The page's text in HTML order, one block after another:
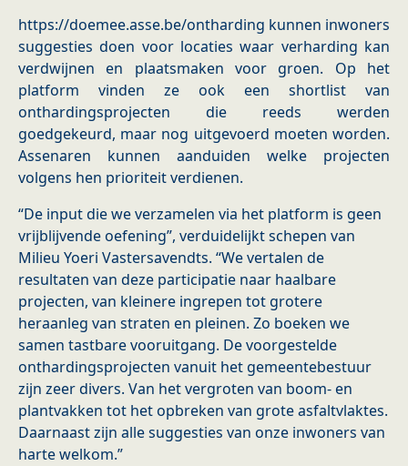
https://doemee.asse.be/ontharding kunnen inwoners
suggesties doen voor locaties waar verharding kan
verdwijnen en plaatsmaken voor groen. Op het
platform vinden ze ook een shortlist van
onthardingsprojecten die reeds werden
goedgekeurd, maar nog uitgevoerd moeten worden.
Assenaren kunnen aanduiden welke projecten
volgens hen prioriteit verdienen.
“De input die we verzamelen via het platform is geen
vrijblijvende oefening”, verduidelijkt schepen van
Milieu Yoeri Vastersavendts. “We vertalen de
resultaten van deze participatie naar haalbare
projecten, van kleinere ingrepen tot grotere
heraanleg van straten en pleinen. Zo boeken we
samen tastbare vooruitgang. De voorgestelde
onthardingsprojecten vanuit het gemeentebestuur
zijn zeer divers. Van het vergroten van boom- en
plantvakken tot het opbreken van grote asfaltvlaktes.
Daarnaast zijn alle suggesties van onze inwoners van
harte welkom.”